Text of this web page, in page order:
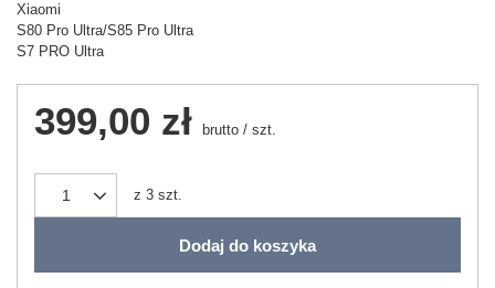
Xiaomi
S80 Pro Ultra/S85 Pro Ultra
S7 PRO Ultra
399,00 zł brutto / szt.
z 3 szt.
Dodaj do koszyka